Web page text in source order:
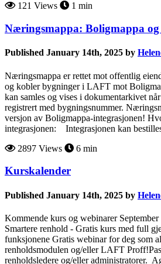
121 Views
1 min
Næringsmappa: Boligmappa
Published January 14th, 2025 by
Næringsmappa er rettet mot offentlig
og kobler bygninger i LAFT mot
kan samles og vises i dokumentarkivet
registrert med bygningsnummer.
versjon av Boligmappa-integrasjonen!
integrasjonen: Integrasjonen kan
2897 Views
6 min
Kurskalender
Published January 14th, 2025 by
Kommende kurs og webinarer
Smartere renhold - Gratis kurs med full
funksjonene Gratis webinar for deg som
renholdsmodulen og/eller LAFT
renholdsledere og/eller administratorer.